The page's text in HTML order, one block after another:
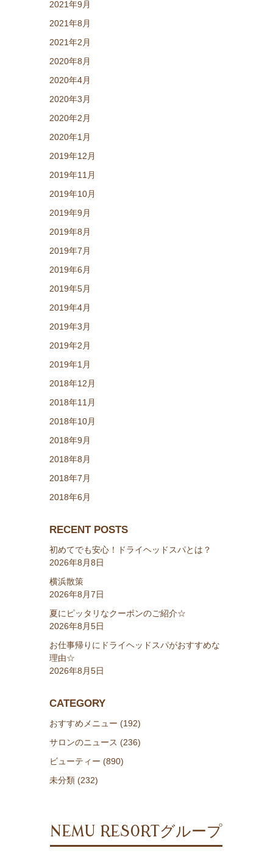
2021年9月
2021年8月
2021年2月
2020年8月
2020年4月
2020年3月
2020年2月
2020年1月
2019年12月
2019年11月
2019年10月
2019年9月
2019年8月
2019年7月
2019年6月
2019年5月
2019年4月
2019年3月
2019年2月
2019年1月
2018年12月
2018年11月
2018年10月
2018年9月
2018年8月
2018年7月
2018年6月
RECENT POSTS
初めてでも安心！ドライヘッドスパとは？
2026年8月8日
横浜散策
2026年8月7日
夏にピッタリなクーポンのご紹介☆
2026年8月5日
お仕事帰りにドライヘッドスパがおすすめな
理由☆
2026年8月5日
CATEGORY
おすすめメニュー (192)
サロンのニュース (236)
ビューティー (890)
未分類 (232)
NEMU RESORTグループ